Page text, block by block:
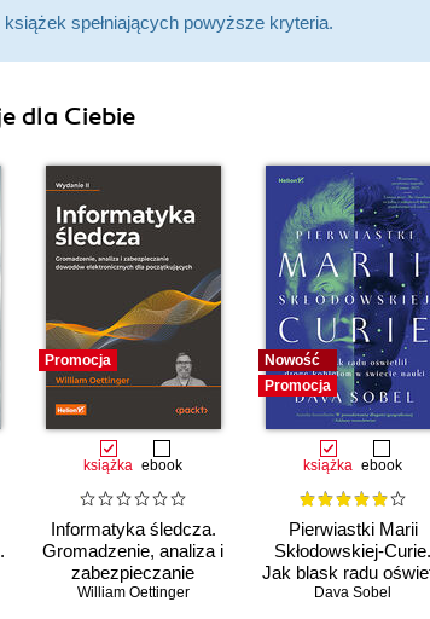
książek spełniających powyższe kryteria.
dla Ciebie
Promocja
książka ebook
Informatyka śledcza.
Gromadzenie, analiza i
zabezpieczanie
dowodów
William Oettinger
Nowość
Promocja
książka ebook
Pierwiastki Marii
Skłodowskiej-Curie.
Jak blask radu
drogę kobietom w
Dava Sobel